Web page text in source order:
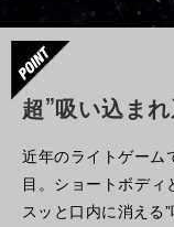
超”吸い込ま
近年のライトゲーム
目。ショートボディ
スッと口内に消える